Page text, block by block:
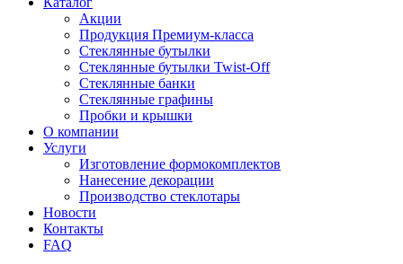
Акции
Продукция Премиум-класса
Стеклянные бутылки
Стеклянные бутылки Twist-Off
Стеклянные банки
Стеклянные графины
Пробки и крышки
О компании
Услуги
Изготовление формокомплектов
Нанесение декорации
Производство стеклотары
Новости
Контакты
FAQ